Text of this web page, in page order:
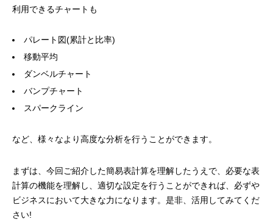
利用できるチャートも
パレート図(累計と比率)
移動平均
ダンベルチャート
バンプチャート
スパークライン
など、様々なより高度な分析を行うことができます。
まずは、今回ご紹介した簡易表計算を理解したうえで、必要な表
計算の機能を理解し、適切な設定を行うことができれば、必ずや
ビジネスにおいて大きな力になります。是非、活用してみてくだ
さい!